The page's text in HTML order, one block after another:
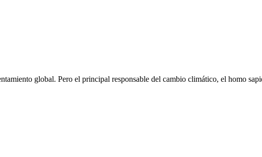
global. Pero el principal responsable del cambio climático, el homo